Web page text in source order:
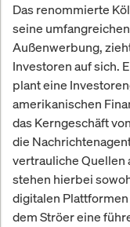
Das renommierte
seine
Außenwerbung,
Investoren auf sich.
plant eine
amerikanischen
das Kerngeschäft
die
vertrauliche Quellen
stehen hierbei
digitalen
dem Ströer eine